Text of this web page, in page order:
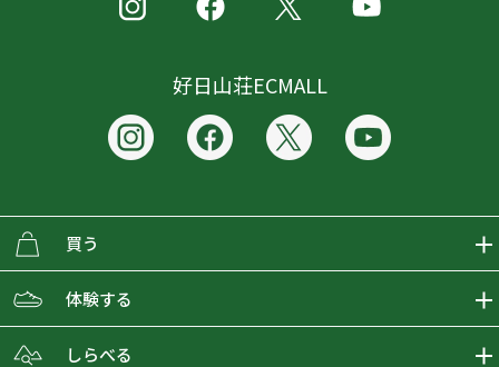
好日山荘ECMALL
買う
ECMALLの商品をさがす
取り扱いブランド一覧
体験する
おとな女子登山部
しらべる